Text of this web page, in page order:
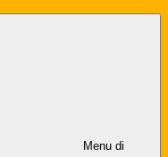
Menu di